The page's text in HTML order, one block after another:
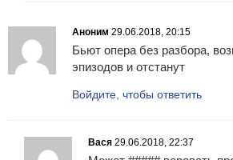
Аноним 29.06.2018, 20:15
Бьют опера без разбора,
эпизодов и отстанут
Войдите, чтобы ответить
Вася 29.06.2018, 22:37